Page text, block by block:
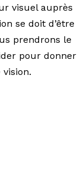
visuel auprès
se doit d’être
prendrons le
pour donner